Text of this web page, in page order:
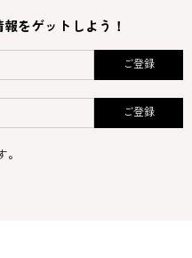
をゲットしよう！
ご登録
ご登録
。